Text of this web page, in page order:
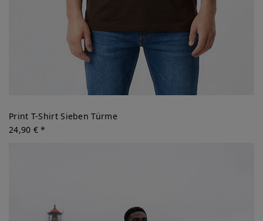
Print T-Shirt Sieben Türme
24,90 € *